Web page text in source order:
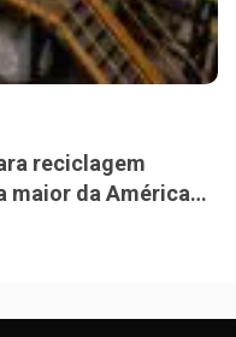
reciclagem
maior da América